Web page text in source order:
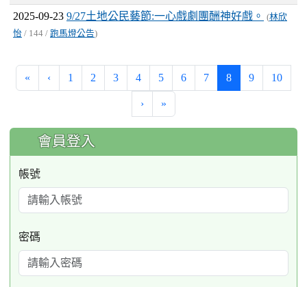
2025-09-23 9/27土地公民藝節:一心戲劇團酬神好戲。 (林欣
怡 / 144 / 跑馬燈公告)
« ‹ 1 2 3 4 5 6 7 8(current)
9 10
› »
:::
會員登入
帳號
密碼